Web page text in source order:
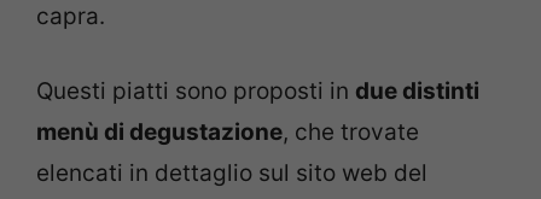
capra.
Questi piatti sono proposti in due distinti
menù di degustazione, che trovate
elencati in dettaglio sul sito web del